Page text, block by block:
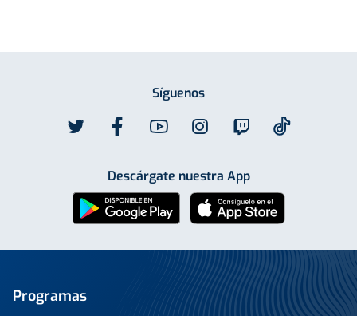
Síguenos
Descárgate nuestra App
Programas